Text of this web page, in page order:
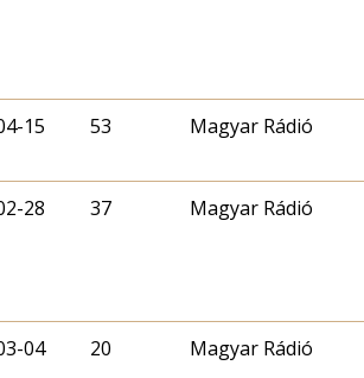
15 53 Magyar Rádió
28 37 Magyar Rádió
04 20 Magyar Rádió